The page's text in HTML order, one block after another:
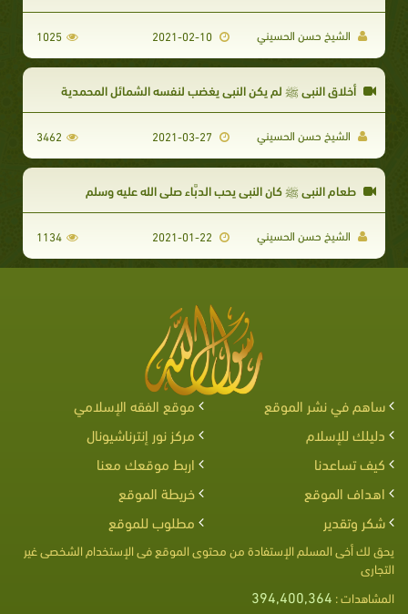
الشيخ حسن الحسيني 2021-02-10
1025
أخلاق النبي ﷺ لم يكن النبي يغضب لنفسه الشمائل المحمدية
الشيخ حسن الحسيني 3462
​طعام النبي ﷺ كان النبي يحب الدبَّاء صلى الله عليه وسلم​
الشيخ حسن الحسيني 1134
ساهم في نشر الموقع
موقع الفقه الإسلامي
دليلك للإسلام
مركز نور إنترناشيونال
كيف تساعدنا
اربط موقعك معنا
اهداف الموقع
خريطة الموقع
شكر وتقدير
مطلوب للموقع
يحق لك أخى المسلم الإستفادة من محتوى الموقع فى الإستخدام الشخصى غير
التجارى
المشاهدات : 394,400,364